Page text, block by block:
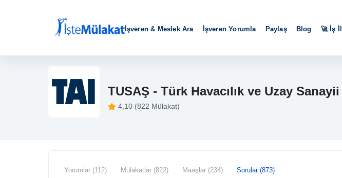
İşveren & Meslek Ara İşveren Yorumla Paylaş Blog 🚀 İş
TUSAŞ - Türk Havacılık ve Uzay Sanayii
4,10 (822 Mülakat)
Yorumlar (112) Mülakatlar (822) Maaşlar (234) Sorular (873)